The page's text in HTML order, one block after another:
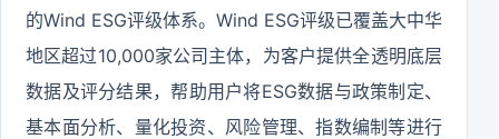
的Wind ESG评级体系。Wind ESG评级已覆盖大中华
地区超过10,000家公司主体，为客户提供全透明底层
数据及评分结果，帮助用户将ESG数据与政策制定、
基本面分析、量化投资、风险管理、指数编制等进行